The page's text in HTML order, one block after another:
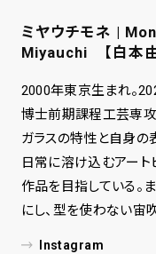
ミヤウチモネ |
Miyauchi 【白本由
2000年東京生まれ。
博士前期課程工芸専
ガラスの特性と自身の
日常に溶け込むアート
作品を目指している。
にし、型を使わない宙
Instagram